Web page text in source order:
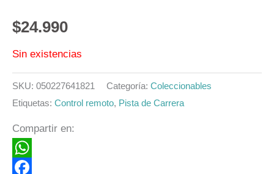
$24.990
Sin existencias
SKU: 050227641821 Categoría: Coleccionables
Etiquetas: Control remoto, Pista de Carrera
Compartir en:
WhatsApp